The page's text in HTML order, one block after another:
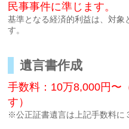
民事事件に準じます。
基準となる経済的利益は、対象
す。
遺言書作成
手数料：10万8,000円〜
す）
※公正証書遺言は上記手数料に